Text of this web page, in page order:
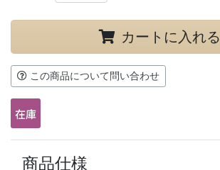
カートに入れる
この商品について問い合わせ
商品仕様